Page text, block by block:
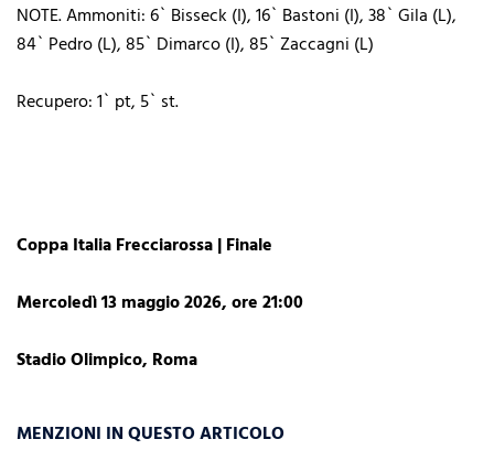
NOTE. Ammoniti: 6` Bisseck (I), 16` Bastoni (I), 38` Gila (L),
84` Pedro (L), 85` Dimarco (I), 85` Zaccagni (L)
Recupero: 1` pt, 5` st.
Coppa Italia Frecciarossa | Finale
Mercoledì 13 maggio 2026, ore 21:00
Stadio Olimpico, Roma
MENZIONI IN QUESTO ARTICOLO